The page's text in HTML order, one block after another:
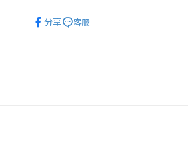
【注意事項】
7-11取貨付款
分享
客服